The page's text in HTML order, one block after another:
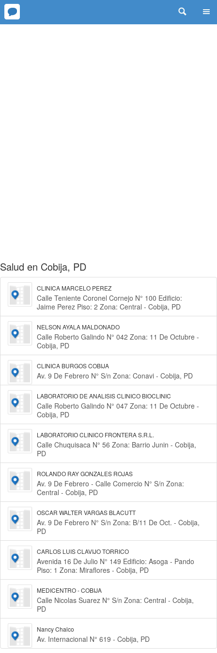
Salud en Cobija, PD
CLINICA MARCELO PEREZ
Calle Teniente Coronel Cornejo N° 100 Edificio:
Jaime Perez Piso: 2 Zona: Central - Cobija, PD
NELSON AYALA MALDONADO
Calle Roberto Galindo N° 042 Zona: 11 De Octubre -
Cobija, PD
CLINICA BURGOS COBIJA
Av. 9 De Febrero N° S/n Zona: Conavi - Cobija, PD
LABORATORIO DE ANALISIS CLINICO BIOCLINIC
Calle Roberto Galindo N° 047 Zona: 11 De Octubre -
Cobija, PD
LABORATORIO CLINICO FRONTERA S.R.L.
Calle Chuquisaca N° 56 Zona: Barrio Junin - Cobija,
PD
ROLANDO RAY GONZALES ROJAS
Av. 9 De Febrero - Calle Comercio N° S/n Zona:
Central - Cobija, PD
OSCAR WALTER VARGAS BLACUTT
Av. 9 De Febrero N° S/n Zona: B/11 De Oct. - Cobija,
PD
CARLOS LUIS CLAVIJO TORRICO
Avenida 16 De Julio N° 149 Edificio: Asoga - Pando
Piso: 1 Zona: Miraflores - Cobija, PD
MEDICENTRO - COBIJA
Calle Nicolas Suarez N° S/n Zona: Central - Cobija,
PD
Nancy Chalco
Av. Internacional N° 619 - Cobija, PD